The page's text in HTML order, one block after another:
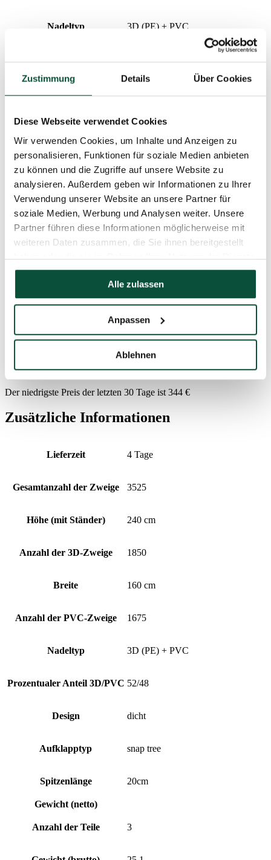
Zustimmung Details Über Cookies
Diese Webseite verwendet Cookies
Wir verwenden Cookies, um Inhalte und Anzeigen zu
personalisieren, Funktionen für soziale Medien anbieten
zu können und die Zugriffe auf unsere Website zu
analysieren. Außerdem geben wir Informationen zu Ihrer
Verwendung unserer Website an unsere Partner für
soziale Medien, Werbung und Analysen weiter. Unsere
Partner führen diese Informationen möglicherweise mit
weiteren Daten zusammen, die Sie ihnen bereitgestellt
haben oder die sie im Rahmen Ihrer Nutzung der Dienste
gesammelt haben.
Alle zulassen
Anpassen
Ablehnen
Nadeltyp 3D (PE) + PVC
Aufklapptyp snap tree
Spitzenlänge 20cm
Gewicht (netto)
Anzahl der Teile 3
Ständer (im Paket enthalten) Metallständer
Paket 1 142x46x38
FAVI Kategorie Weihnachtsbäume
Preisverlauf
Der niedrigste Preis der letzten 30 Tage ist 344 €
Zusätzliche Informationen
Lieferzeit 4 Tage
Gesamtanzahl der Zweige 3525
Höhe (mit Ständer) 240 cm
Anzahl der 3D-Zweige 1850
Breite 160 cm
Anzahl der PVC-Zweige 1675
Nadeltyp 3D (PE) + PVC
Prozentualer Anteil 3D/PVC 52/48
Design dicht
Aufklapptyp snap tree
Spitzenlänge 20cm
Gewicht (netto)
Anzahl der Teile 3